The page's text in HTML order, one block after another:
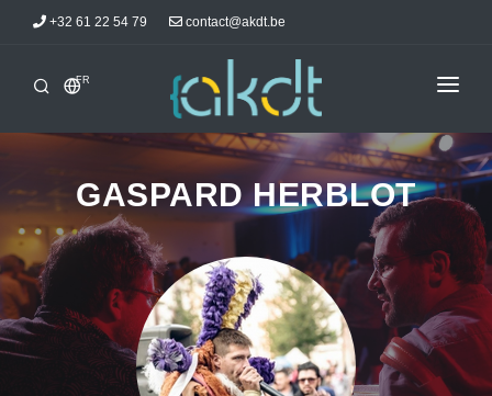
+32 61 22 54 79 contact@akdt.be
FR
ACCUEIL
INFORMATIONS
ACTUALITÉS
HÉBERGEMENTS
AKDTICIENS
GASPARD HERBLOT